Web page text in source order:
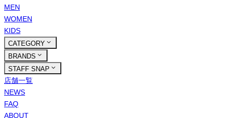
MEN
WOMEN
KIDS
CATEGORY
BRANDS
STAFF SNAP
店舗一覧
NEWS
FAQ
ABOUT